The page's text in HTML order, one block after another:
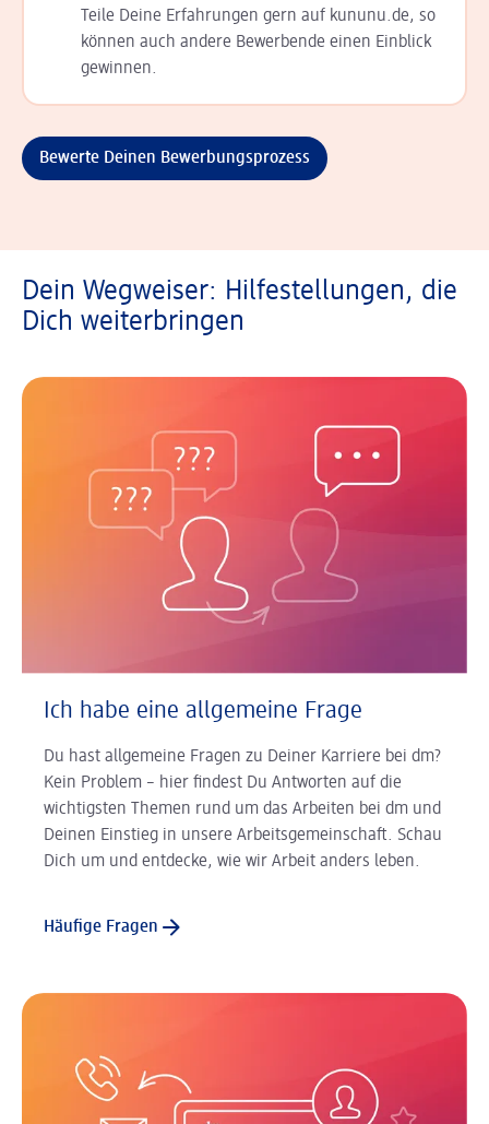
Teile Deine Erfahrungen gern auf kununu.de, so
können auch andere Bewerbende einen Einblick
gewinnen.
Bewerte Deinen Bewerbungsprozess
Dein Wegweiser: Hilfestellungen, die
Dich weiterbringen
Ich habe eine allgemeine Frage
Du hast allgemeine Fragen zu Deiner Karriere bei dm?
Kein Problem – hier findest Du Antworten auf die
wichtigsten Themen rund um das Arbeiten bei dm und
Deinen Einstieg in unsere Arbeitsgemeinschaft. Schau
Dich um und entdecke, wie wir Arbeit anders leben.
Häufige Fragen